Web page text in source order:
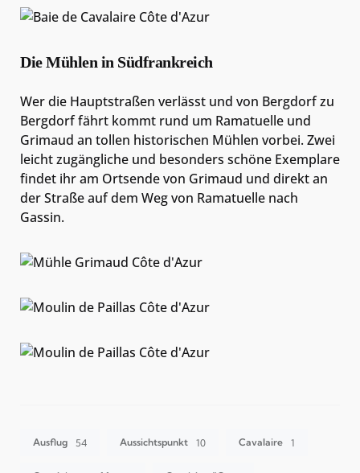
Die Mühlen in Südfrankreich
Wer die Hauptstraßen verlässt und von Bergdorf zu
Bergdorf fährt kommt rund um Ramatuelle und
Grimaud an tollen historischen Mühlen vorbei. Zwei
leicht zugängliche und besonders schöne Exemplare
findet ihr am Ortsende von Grimaud und direkt an
der Straße auf dem Weg von Ramatuelle nach
Gassin.
Ausflug 54 Aussichtspunkt 10 Cavalaire 1